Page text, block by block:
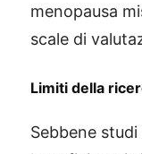
menopausa
scale di
Limiti della
Sebbene